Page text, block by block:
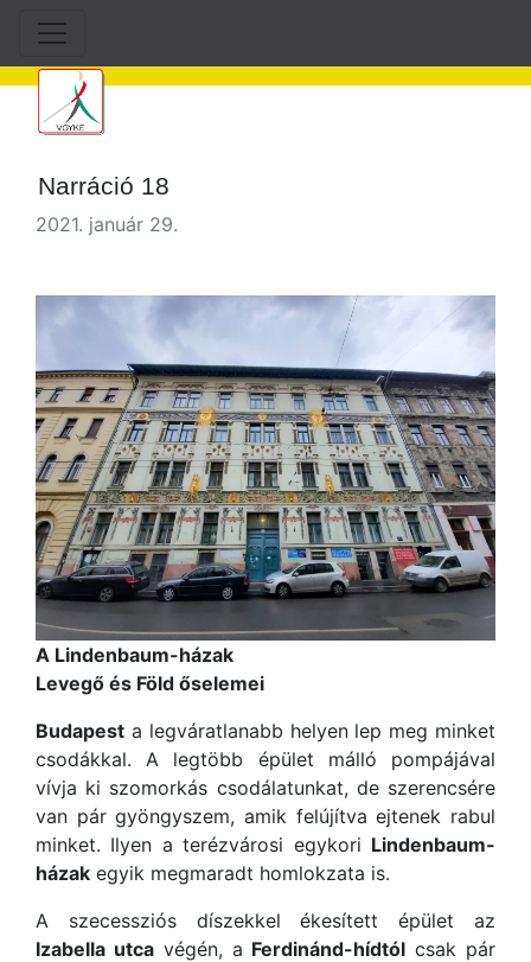
Narráció 18
2021. január 29.
A Lindenbaum-házak
Levegő és Föld őselemei
Budapest a legváratlanabb helyen lep meg minket
csodákkal. A legtöbb épület málló pompájával
vívja ki szomorkás csodálatunkat, de szerencsére
van pár gyöngyszem, amik felújítva ejtenek rabul
minket. Ilyen a terézvárosi egykori Lindenbaum-
házak egyik megmaradt homlokzata is.
A szecessziós díszekkel ékesített épület az
Izabella utcavégén, a Ferdinánd-hídtól csak pár